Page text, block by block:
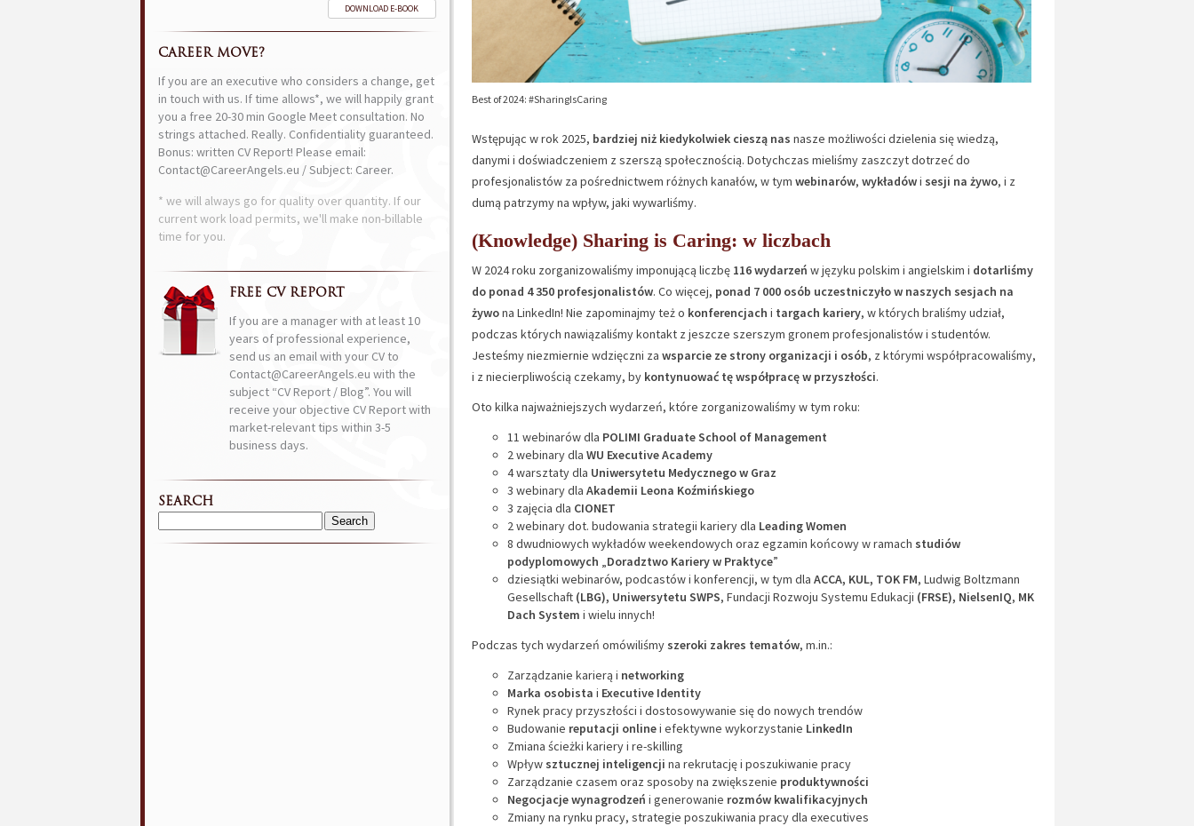
Best of 2024: #SharingIsCaring
Wstępując w rok 2025, bardziej niż kiedykolwiek cieszą nas nasze możliwości dzielenia się wiedzą,
danymi i doświadczeniem z szerszą społecznością. Dotychczas mieliśmy zaszczyt dotrzeć do
profesjonalistów za pośrednictwem różnych kanałów, w tym webinarów, wykładówi sesji na żywo, i z
dumą patrzymy na wpływ, jaki wywarliśmy.
(Knowledge) Sharing is Caring: w liczbach
W 2024 roku zorganizowaliśmy imponującą liczbę 116 wydarzeń w języku polskim i angielskim i dotarliśmy
do ponad 4 350 profesjonalistów. Co więcej, ponad 7 000 osób uczestniczyło w naszych sesjach na
żywona LinkedIn! Nie zapominajmy też o konferencjach i targach kariery, w których braliśmy udział,
podczas których nawiązaliśmy kontakt z jeszcze szerszym gronem profesjonalistów i studentów.
Jesteśmy niezmiernie wdzięczni za wsparcie ze strony organizacji i osób, z którymi współpracowaliśmy,
i z niecierpliwością czekamy, by kontynuować tę współpracę w przyszłości.
Oto kilka najważniejszych wydarzeń, które zorganizowaliśmy w tym roku:
11 webinarów dla POLIMI Graduate School of Management
2 webinary dla WU Executive Academy
4 warsztaty dla Uniwersytetu Medycznego w Graz
3 webinary dla Akademii Leona Koźmińskiego
3 zajęcia dla CIONET
2 webinary dot. budowania strategii kariery dla Leading Women
8 dwudniowych wykładów weekendowych oraz egzamin końcowy w ramach studiów
podyplomowych „Doradztwo Kariery w Praktyce”
dziesiątki webinarów, podcastów i konferencji, w tym dla ACCA, KUL, TOK FM, Ludwig Boltzmann
Gesellschaft (LBG), Uniwersytetu SWPS, Fundacji Rozwoju Systemu Edukacji (FRSE), NielsenIQ, MK
Dach System i wielu innych!
Podczas tych wydarzeń omówiliśmy szeroki zakres tematów, m.in.:
Zarządzanie karierą i networking
Marka osobista i Executive Identity
Rynek pracy przyszłości i dostosowywanie się do nowych trendów
Budowanie reputacji onlinei efektywne wykorzystanie LinkedIn
Zmiana ścieżki kariery i re-skilling
Wpływ sztucznej inteligencji na rekrutację i poszukiwanie pracy
Zarządzanie czasem oraz sposoby na zwiększenie produktywności
Negocjacje wynagrodzeń i generowanie rozmów kwalifikacyjnych
Zmiany na rynku pracy, strategie poszukiwania pracy dla executives
DOWNLOAD E-BOOK
CAREER MOVE?
If you are an executive who considers a change, get
in touch with us. If time allows*, we will happily grant
you a free 20-30 min Google Meet consultation. No
strings attached. Really. Confidentiality guaranteed.
Bonus: written CV Report! Please email:
Contact@CareerAngels.eu / Subject: Career.
* we will always go for quality over quantity. If our
current work load permits, we'll make non-billable
time for you.
FREE CV REPORT
If you are a manager with at least 10
years of professional experience,
send us an email with your CV to
Contact@CareerAngels.eu with the
subject “CV Report / Blog”. You will
receive your objective CV Report with
market-relevant tips within 3-5
business days.
SEARCH
Search
for: